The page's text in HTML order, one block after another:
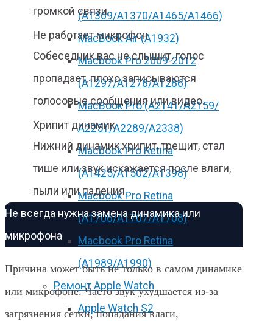
(A1369/A1370/A1465/A1466)
MacBook Air (A1932)
Macbook Pro 2009-2012
(A1297/A1278/A1286)
MacBook Pro (А2141/А2159/
А2251/A2289/A2338)
Macbook Pro Retina
(А1425/A1502/A1398)
Macbook Pro Retina
(А1706/A1707/A1708)
Macbook Pro Retina
(А1989/A1990)
Ремонт Apple Watch
Apple Watch S2
громкой связи.
Не работает микрофон
Собеседник вас не слышит, голос
пропадает, плохо записываются
голосовые сообщения или видео.
Хрипит динамик
Нижний динамик хрипит, трещит, стал
тише или звук искажается после влаги,
пыли или падения.
Не всегда нужна замена динамика или
микрофона
Причина может быть не только в самом динамике
или микрофоне. Часто звук ухудшается из-за
загрязнения сетки, попадания влаги,